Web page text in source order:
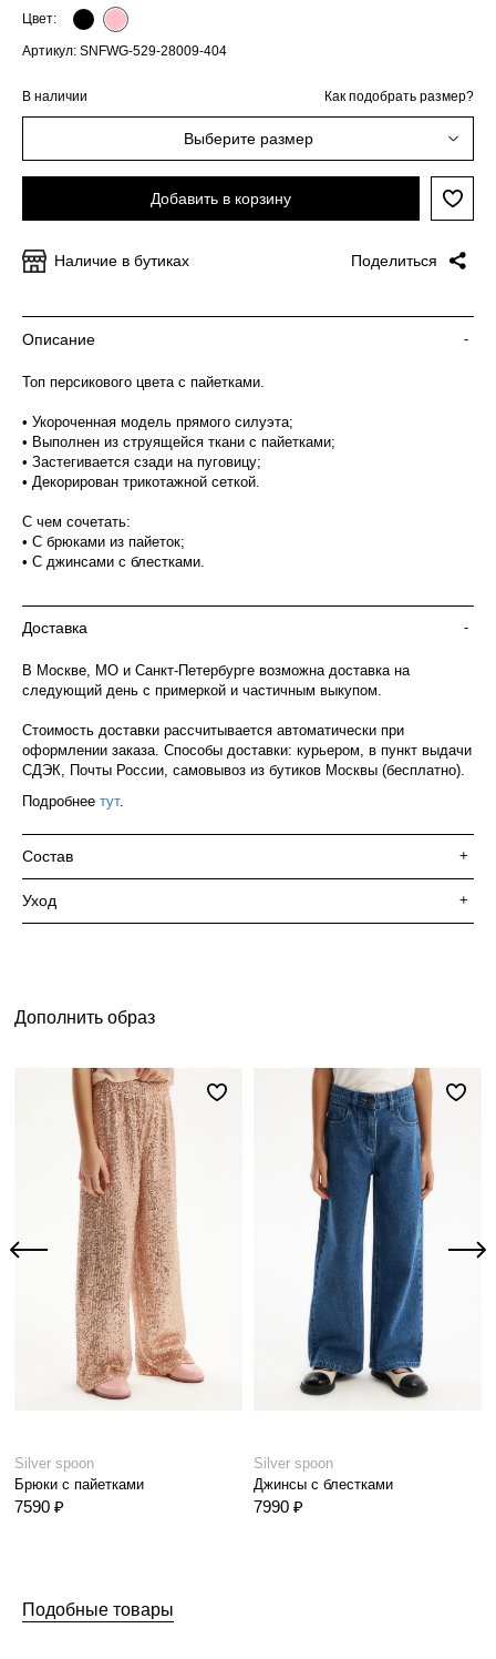
Цвет:
Артикул: SNFWG-529-28009-404
В наличии Как подобрать размер?
Выберите размер
Добавить в корзину
Наличие в бутиках Поделиться
Описание -
Топ персикового цвета с пайетками.
• Укороченная модель прямого силуэта;
• Выполнен из струящейся ткани с пайетками;
• Застегивается сзади на пуговицу;
• Декорирован трикотажной сеткой.
С чем сочетать:
• С брюками из пайеток;
• С джинсами с блестками.
Доставка -
В Москве, МО и Санкт-Петербурге возможна доставка на
следующий день с примеркой и частичным выкупом.
Стоимость доставки рассчитывается автоматически при
оформлении заказа. Способы доставки: курьером, в пункт выдачи
СДЭК, Почты России, самовывоз из бутиков Москвы (бесплатно).
Подробнее тут.
Состав +
Уход +
Дополнить образ
Silver spoon
Брюки с пайетками
7590 ₽
Silver spoon
Джинсы с блестками
7990 ₽
Подобные товары